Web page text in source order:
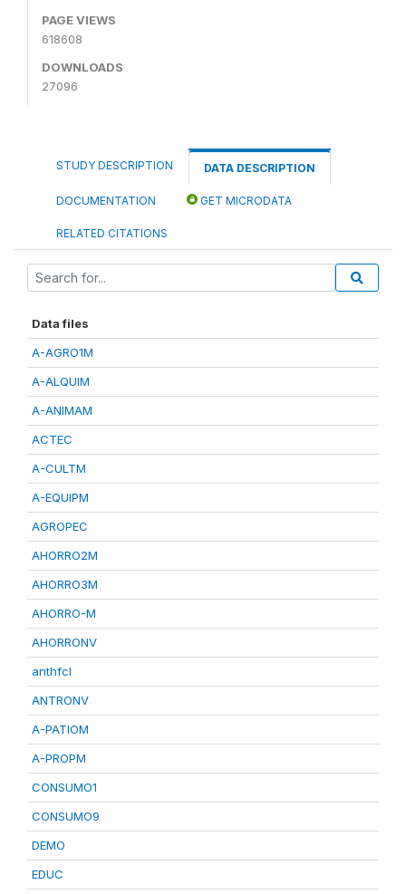
PAGE VIEWS
618608
DOWNLOADS
27096
STUDY DESCRIPTION DATA DESCRIPTION
DOCUMENTATION GET MICRODATA
RELATED CITATIONS
Data files
A-AGRO1M
A-ALQUIM
A-ANIMAM
ACTEC
A-CULTM
A-EQUIPM
AGROPEC
AHORRO2M
AHORRO3M
AHORRO-M
AHORRONV
anthfcl
ANTRONV
A-PATIOM
A-PROPM
CONSUMO1
CONSUMO9
DEMO
EDUC